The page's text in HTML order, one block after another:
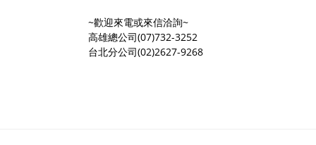
~歡迎來電或來信洽詢~
高雄總公司(07)732-3252
台北分公司(02)2627-9268